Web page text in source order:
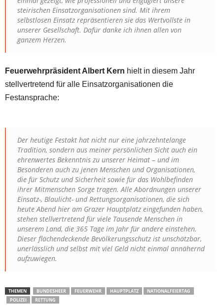
steirischen Einsatzorganisationen sind. Mit ihrem
selbstlosen Einsatz repräsentieren sie das Wertvollste in
unserer Gesellschaft. Dafür danke ich ihnen allen von
ganzem Herzen.
Feuerwehrpräsident Albert Kern hielt in diesem Jahr
stellvertretend für alle Einsatzorganisationen die
Festansprache:
Der heutige Festakt hat nicht nur eine jahrzehntelange
Tradition, sondern aus meiner persönlichen Sicht auch ein
ehrenwertes Bekenntnis zu unserer Heimat – und im
Besonderen auch zu jenen Menschen und Organisationen,
die für Schutz und Sicherheit sowie für das Wohlbefinden
ihrer Mitmenschen Sorge tragen. Alle Abordnungen unserer
Einsatz-, Blaulicht- und Rettungsorganisationen, die sich
heute Abend hier am Grazer Hauptplatz eingefunden haben,
stehen stellvertretend für viele Tausende Menschen in
unserem Land, die 365 Tage im Jahr für andere einstehen.
Dieser flächendeckende Bevölkerungsschutz ist unschätzbar,
unerlässlich und selbst mit viel Geld nicht einmal annähernd
aufzuwiegen.
THEMEN BUNDESHEER FEUERWEHR HAUPTPLATZ
NATIONALFEIERTAG
POLIZEI
RETTUNG